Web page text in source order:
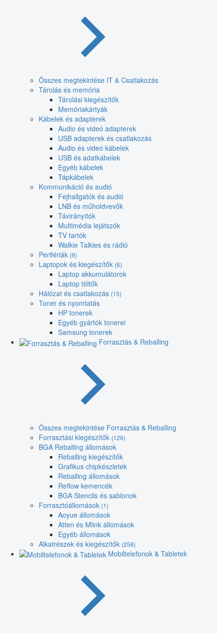
Összes megtekintése IT & Csatlakozás
Tárolás és memória
Tárolási kiegészítők
Memóriakártyák
Kábelek és adapterek
Audio és videó adapterek
USB adapterek és csatlakozás
Audio és videó kábelek
USB és adatkábelek
Egyéb kábelek
Tápkábelek
Kommunikáció és audió
Fejhallgatók és audió
LNB és műholdvevők
Távirányítók
Multimédia lejátszók
TV tartók
Walkie Talkies és rádió
Perifériák (9)
Laptopok és kiegészítők (6)
Laptop akkumulátorok
Laptop töltők
Hálózat és csatlakozás (15)
Toner és nyomtatás
HP tonerek
Egyéb gyártók tonerei
Samsung tonerek
Forrasztás & Reballing
Összes megtekintése Forrasztás & Reballing
Forrasztási kiegészítők (126)
BGA Reballing állomások
Reballing kiegészítők
Grafikus chipkészletek
Reballing állomások
Reflow kemencék
BGA Stencils és sablonok
Forrasztóállomások (1)
Aoyue állomások
Atten és Mlink állomások
Egyéb állomások
Alkatrészek és kiegészítők (258)
Mobiltelefonok & Tabletek